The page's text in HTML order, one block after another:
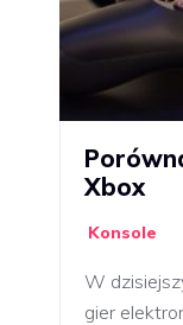
Xbox
Konsole
W
gier